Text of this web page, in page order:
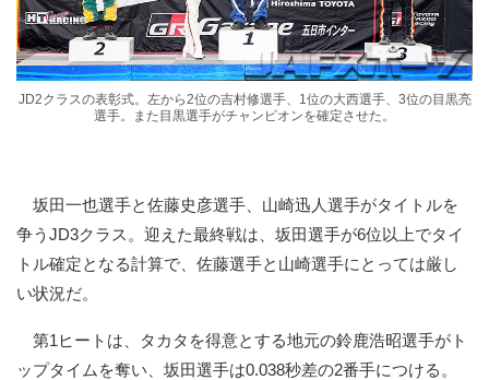
JD2クラスの表彰式。左から2位の吉村修選手、1位の大西選手、3位の目黒亮
選手。また目黒選手がチャンピオンを確定させた。
坂田一也選手と佐藤史彦選手、山崎迅人選手がタイトルを
争うJD3クラス。迎えた最終戦は、坂田選手が6位以上でタイ
トル確定となる計算で、佐藤選手と山崎選手にとっては厳し
い状況だ。
第1ヒートは、タカタを得意とする地元の鈴鹿浩昭選手がト
ップタイムを奪い、坂田選手は0.038秒差の2番手につける。